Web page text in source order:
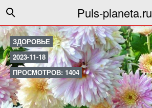
Puls-planeta.ru
ЗДОРОВЬЕ
2023-11-18
ПРОСМОТРОВ: 1404